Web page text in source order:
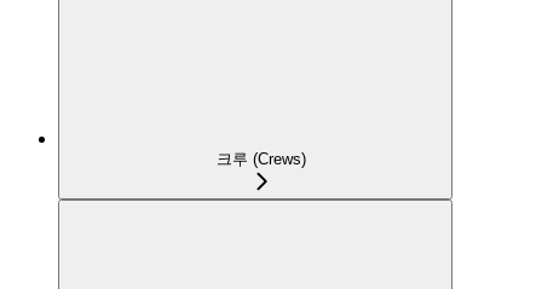
크루 (Crews)